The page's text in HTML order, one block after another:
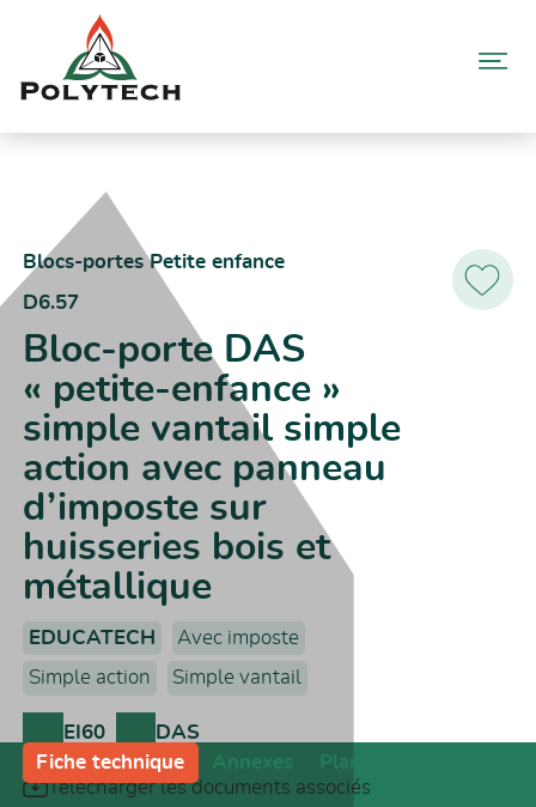
contenu
action avec panneau d’imposte sur huisseries bois et métallique
Ajoutez
Blocs-portes Petite enfance
D6.57
Bloc-porte DAS
« petite-enfance »
simple vantail simple
action avec panneau
d’imposte sur
huisseries bois et
métallique
EDUCATECH
Avec imposte
Simple action
Simple vantail
EI60 DAS
Télécharger les documents associés
Fiche technique Annexes Plans